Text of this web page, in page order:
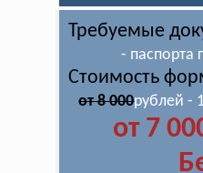
Требуемые
- паспорта
Стоимость
от 8 000рублей -
от 7